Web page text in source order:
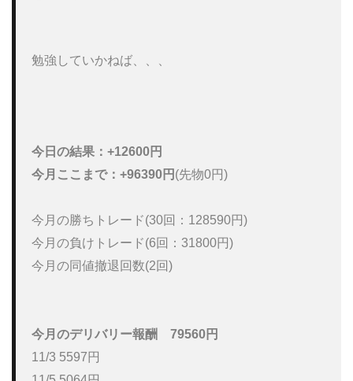
勉強していかねば、、、
今日の結果：+12600円
今月ここまで：+96390円 (先物0円)
今月の勝ちトレード(30回：128590円)
今月の負けトレード(6回：31800円)
今月の同値撤退回数(2回)
今月のデリバリー報酬
79560円
11/3 5597円